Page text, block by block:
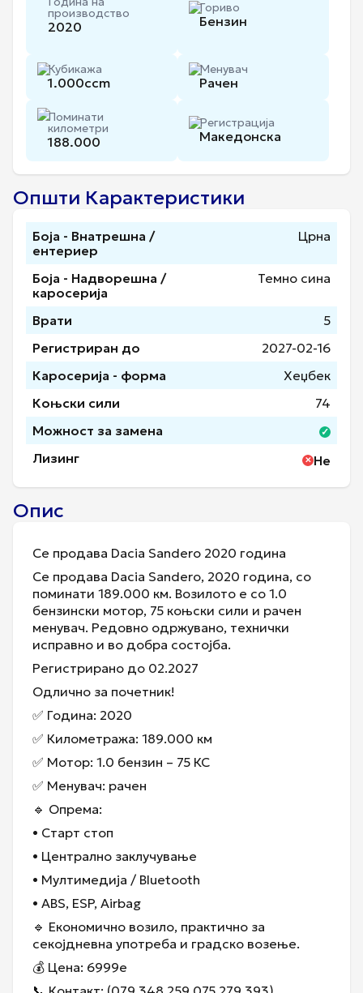
производство
2020
Гориво
Бензин
Кубикажа
1.000ccm
Менувач
Рачен
Поминати
километри
188.000
Регистрација
Македонска
Општи Карактеристики
Боја - Внатрешна /
ентериер
Црна
Боја - Надворешна /
каросерија
Темно сина
Врати
5
Регистриран до
2027-02-16
Каросерија - форма
Хеџбек
Коњски сили
74
Можност за замена
Лизинг
Не
Опис
Се продава Dacia Sandero 2020 година
Се продава Dacia Sandero, 2020 година, со
поминати 189.000 км. Возилото е со 1.0
бензински мотор, 75 коњски сили и рачен
менувач. Редовно одржувано, технички
исправно и во добра состојба.
Регистрирано до 02.2027
Одлично за почетник!
✅ Година: 2020
✅ Километража: 189.000 км
✅ Мотор: 1.0 бензин – 75 КС
✅ Менувач: рачен
🔹 Опрема:
• Старт стоп
• Централно заклучување
• Мултимедија / Bluetooth
• ABS, ESP, Airbag
🔹 Економично возило, практично за
секојдневна употреба и градско возење.
💰 Цена: 6999е